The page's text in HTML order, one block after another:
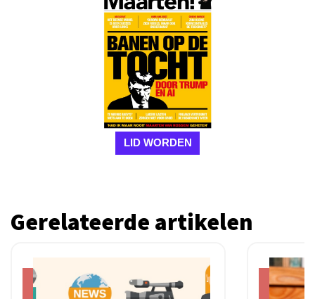
LID WORDEN
Gerelateerde artikelen